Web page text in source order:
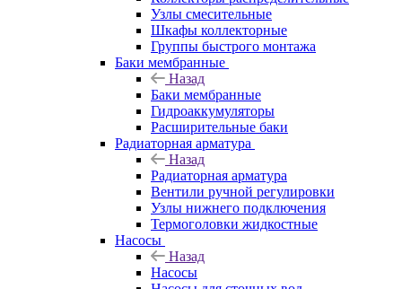
Узлы смесительные
Шкафы коллекторные
Группы быстрого монтажа
Баки мембранные
Назад
Баки мембранные
Гидроаккумуляторы
Расширительные баки
Радиаторная арматура
Назад
Радиаторная арматура
Вентили ручной регулировки
Узлы нижнего подключения
Термоголовки жидкостные
Насосы
Назад
Насосы